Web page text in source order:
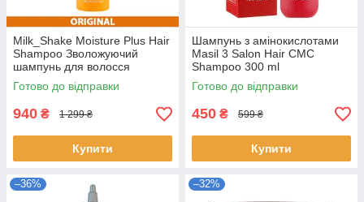
Milk_Shake Moisture Plus Hair
Shampoo Зволожуючий
шампунь для волосся
Original 300 ml
Готово до відправки
940 ₴ 1 299 ₴
Купити
Шампунь з амінокислотами
Masil 3 Salon Hair CMC
Shampoo 300 ml
Готово до відправки
450 ₴ 599 ₴
Купити
–36% –32%